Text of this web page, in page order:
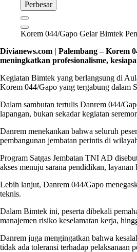
Perbesar
Korem 044/Gapo Gelar Bimtek
Divianews.com | Palembang – Korem
meningkatkan profesionalisme,
Kegiatan Bimtek yang berlangsung di
Korem 044/Gapo yang tergabung dalam
Dalam sambutan tertulis Danrem 044/
lapangan, bukan sekadar kegiatan
Danrem menekankan bahwa seluruh
pembangunan jembatan perintis di
Program Satgas Jembatan TNI AD
akses menuju sarana pendidikan,
Lebih lanjut, Danrem 044/Gapo
teknis.
Dalam Bimtek ini, peserta dibekali
manajemen risiko keselamatan kerja,
Danrem juga mengingatkan bahwa
tidak ada toleransi terhadap pelaksanaan